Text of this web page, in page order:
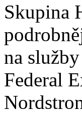
Skupina
na
Federal